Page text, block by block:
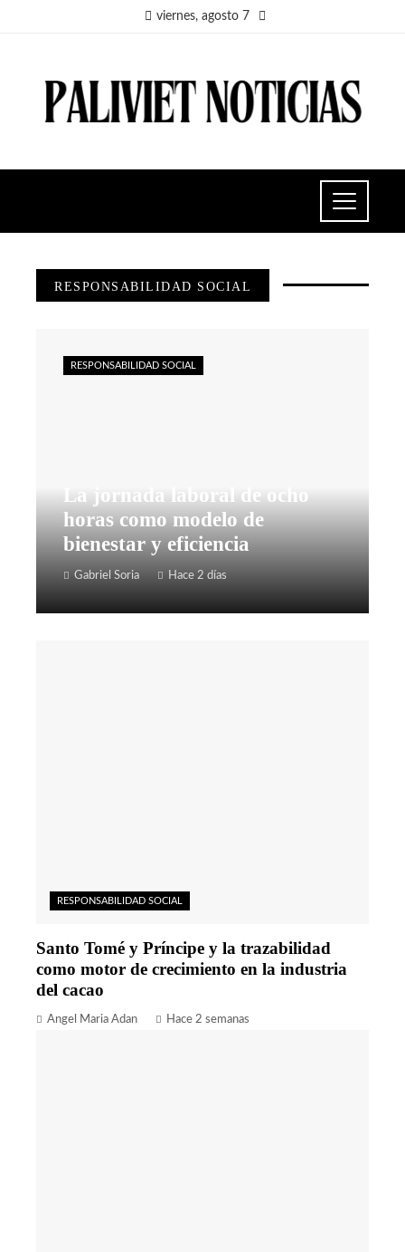
viernes, agosto 7
RESPONSABILIDAD SOCIAL
La jornada laboral de ocho
horas como modelo de
bienestar y eficiencia
Gabriel Soria Hace 2 días
RESPONSABILIDAD SOCIAL
RESPONSABILIDAD SOCIAL
Santo Tomé y Príncipe y la trazabilidad
como motor de crecimiento en la industria
del cacao
Angel Maria Adan Hace 2 semanas